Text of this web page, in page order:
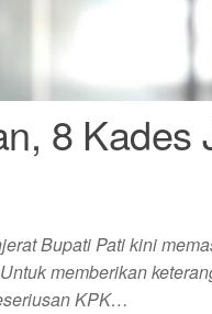
8
Bupati Pati kini
memberikan
KPK…